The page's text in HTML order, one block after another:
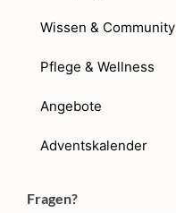
Wissen & Community
Pflege & Wellness
Angebote
Adventskalender
Fragen?